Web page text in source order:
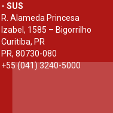
- SUS
R. Alameda Princesa
Izabel, 1585 – Bigorrilho
Curitiba, PR
PR, 80730-080
+55 (041) 3240-5000